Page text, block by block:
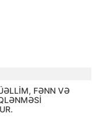
FƏNN VƏ